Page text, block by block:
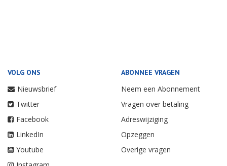
VOLG ONS
Nieuwsbrief
Twitter
Facebook
LinkedIn
Youtube
ABONNEE VRAGEN
Neem een Abonnement
Vragen over betaling
Adreswijziging
Opzeggen
Overige vragen